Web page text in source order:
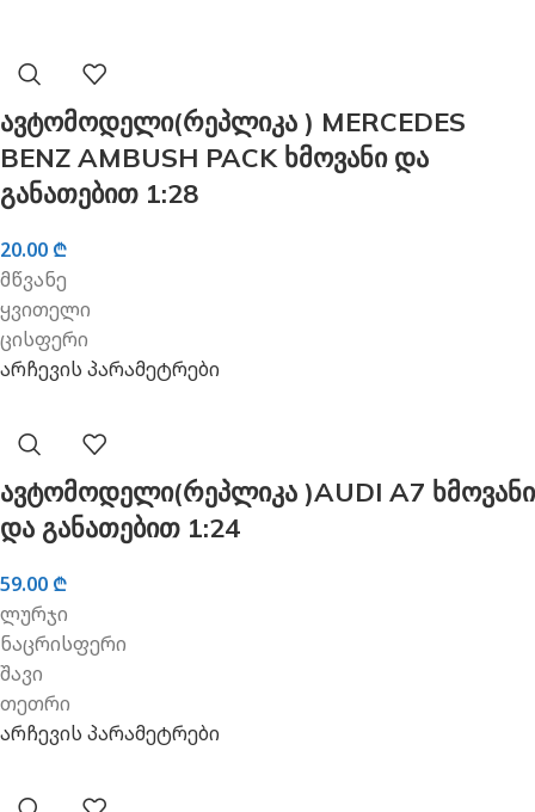
ავტომოდელი(რეპლიკა ) MERCEDES
BENZ AMBUSH PACK ხმოვანი და
განათებით 1:28
20.00 ₾
მწვანე
ყვითელი
ცისფერი
არჩევის პარამეტრები
ავტომოდელი(რეპლიკა )AUDI A7 ხმოვანი
და განათებით 1:24
59.00 ₾
ლურჯი
ნაცრისფერი
შავი
თეთრი
არჩევის პარამეტრები